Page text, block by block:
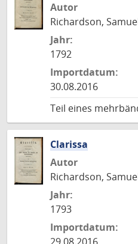
Autor
Richardson,
Jahr:
1792
Importdatum:
30.08.2016
Teil eines
Clarissa
Autor
Richardson,
Jahr:
1793
Importdatum: